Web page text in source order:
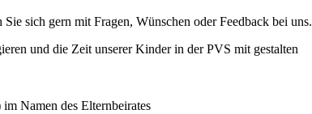
sich gern mit Fragen, Wünschen oder Feedback bei uns.
und die Zeit unserer Kinder in der PVS mit gestalten
Namen des Elternbeirates